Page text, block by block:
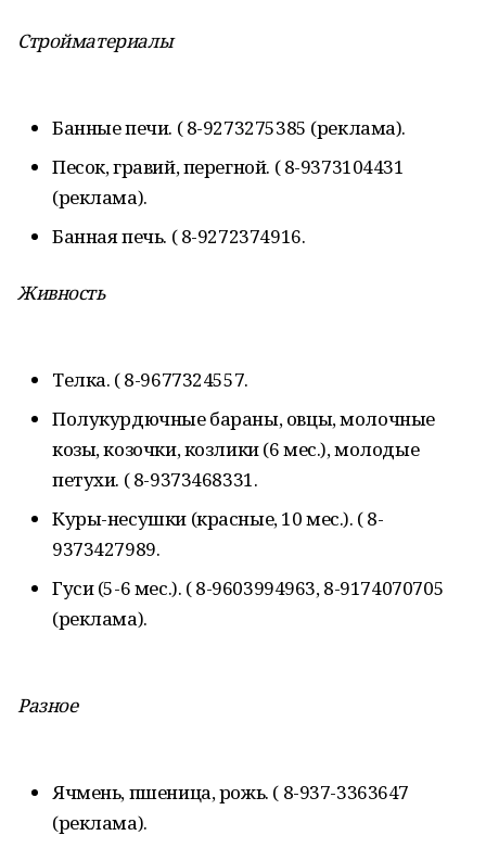
Стройматериалы
Банные печи. ( 8-9273275385 (реклама).
Песок, гравий, перегной. ( 8-9373104431
(реклама).
Банная печь. ( 8-9272374916.
Живность
Телка. ( 8-9677324557.
Полукурдючные бараны, овцы, молочные
козы, козочки, козлики (6 мес.), молодые
петухи. ( 8-9373468331.
Куры-несушки (красные, 10 мес.). ( 8-
9373427989.
Гуси (5-6 мес.). ( 8-9603994963, 8-9174070705
(реклама).
Разное
Ячмень, пшеница, рожь. ( 8-937-3363647
(реклама).